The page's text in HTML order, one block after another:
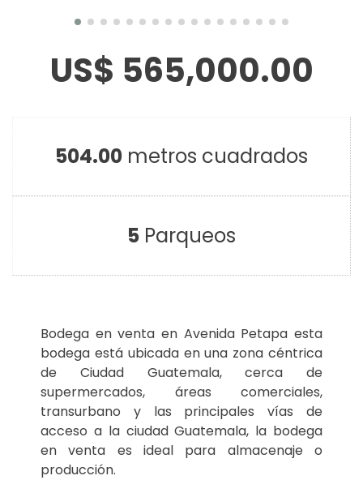
US$ 565,000.00
504.00 metros cuadrados
5 Parqueos
Bodega en venta en Avenida Petapa esta
bodega está ubicada en una zona céntrica
de Ciudad Guatemala, cerca de
supermercados, áreas comerciales,
transurbano y las principales vías de
acceso a la ciudad Guatemala, la bodega
en venta es ideal para almacenaje o
producción.